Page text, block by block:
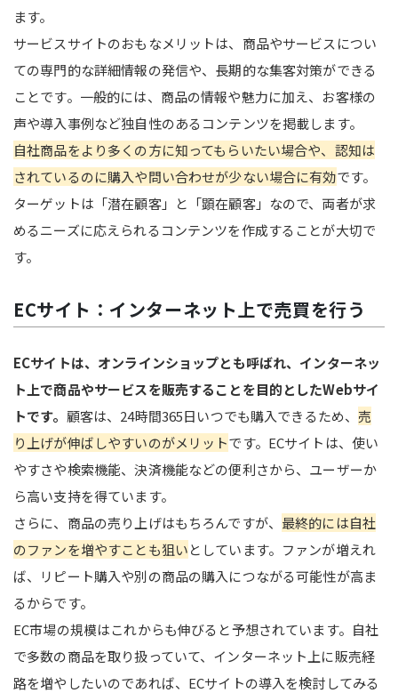
ます。
サービスサイトのおもなメリットは、商品やサービスについ
ての専門的な詳細情報の発信や、長期的な集客対策ができる
ことです。一般的には、商品の情報や魅力に加え、お客様の
声や導入事例など独自性のあるコンテンツを掲載します。
自社商品をより多くの方に知ってもらいたい場合や、認知は
されているのに購入や問い合わせが少ない場合に有効です。
ターゲットは「潜在顧客」と「顕在顧客」なので、両者が求
めるニーズに応えられるコンテンツを作成することが大切で
す。
ECサイト：インターネット上で売買を行う
ECサイトは、オンラインショップとも呼ばれ、インターネッ
ト上で商品やサービスを販売することを目的としたWebサイ
トです。 顧客は、24時間365日いつでも購入できるため、 売
り上げが伸ばしやすいのがメリットです。ECサイトは、使い
やすさや検索機能、決済機能などの便利さから、ユーザーか
ら高い支持を得ています。
さらに、商品の売り上げはもちろんですが、 最終的には自社
のファンを増やすことも狙いとしています。ファンが増えれ
ば、リピート購入や別の商品の購入につながる可能性が高ま
るからです。
EC市場の規模はこれからも伸びると予想されています。自社
で多数の商品を取り扱っていて、インターネット上に販売経
路を増やしたいのであれば、ECサイトの導入を検討してみる